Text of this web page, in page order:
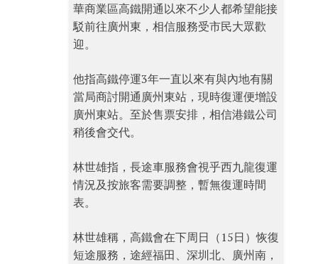
華商業區高鐵開通以來不少人都希望能接
駁前往廣州東，相信服務受市民大眾歡
迎。
他指高鐵停運3年一直以來有與內地有關
當局商討開通廣州東站，現時復運便增設
廣州東站。至於售票安排，相信港鐵公司
稍後會交代。
林世雄指，長途車服務會視乎西九龍復運
情況及按旅客需要調整，暫無復運時間
表。
林世雄稱，高鐵會在下周日（15日）恢復
短途服務，途經福田、深圳北、廣州南，